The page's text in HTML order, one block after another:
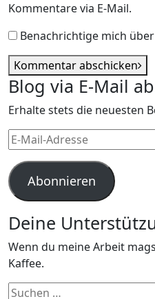
Kommentare via E-Mail.
Benachrichtige mich
Kommentar abschicken
Blog via E-Mail
Erhalte stets die neuesten
E-
Mail-
Adresse
Abonnieren
Deine
Wenn du meine Arbeit
Kaffee.
Suchen